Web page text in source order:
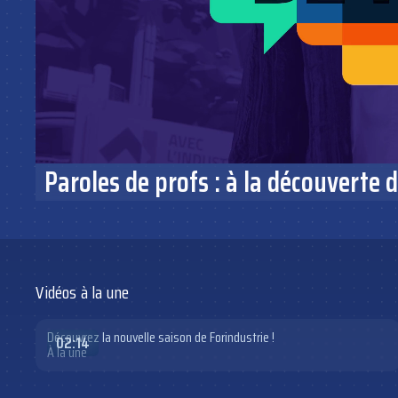
Paroles de profs : à la découverte
Vidéos à la une
02:14
Découvrez la nouvelle saison de Forindustrie !
À la une